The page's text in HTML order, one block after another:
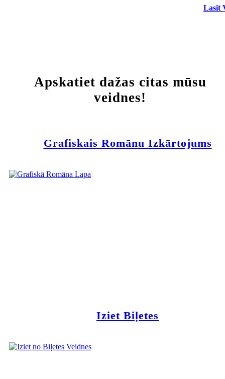
Lasīt
Apskatiet dažas citas mūsu
veidnes!
Grafiskais Romānu Izkārtojums
Iziet Biļetes